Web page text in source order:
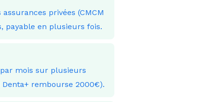
privées (CMCM
payable en plusieurs fois.
mois sur plusieurs
rembourse 2000€).